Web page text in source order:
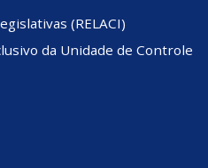
(RELACI)
da Unidade de Controle